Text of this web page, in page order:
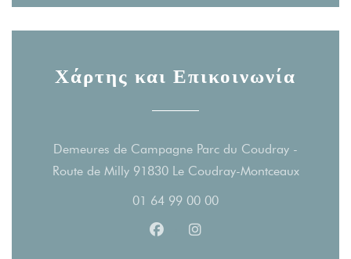
Χάρτης και Επικοινωνία
Demeures de Campagne Parc du Coudray -
Route de Milly 91830 Le Coudray-Montceaux((ανοίγει
01 64 99 00 00
Facebook ((ανοίγει σε νέο
Instagram ((ανοίγει σε